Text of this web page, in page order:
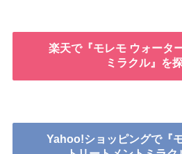
楽天で『モレモ ウォータ
ミラクル』を
Yahoo!ショッピングで『